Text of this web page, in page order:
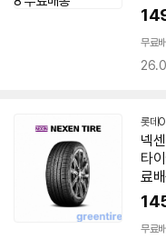
무료
롯데
넥
타
료
무료